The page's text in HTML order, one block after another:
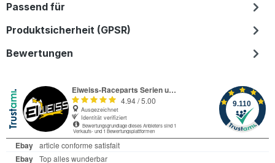
Passend für
Produktsicherheit (GPSR)
Bewertungen